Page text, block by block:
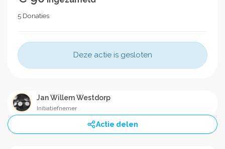
5 Donaties
Deze actie is gesloten
Jan Willem Westdorp
Initiatiefnemer
Actie delen